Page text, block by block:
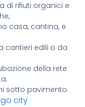
di rifiuti organici e
casa, cantina, e
cantieri edili o da
della rete
sotto pavimento.
city